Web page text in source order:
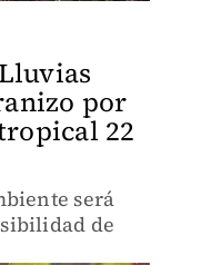
por
22
será
de